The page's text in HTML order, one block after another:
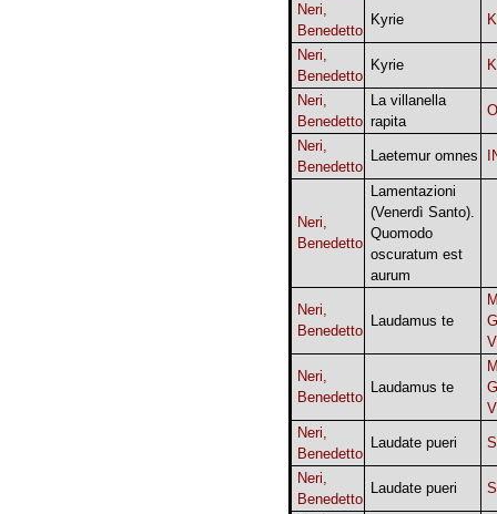
Neri,
Benedetto
Kyrie
Neri,
Benedetto
Kyrie
Neri,
Benedetto
La villanella
rapita
Neri,
Benedetto
Laetemur omnes
Neri,
Benedetto
Lamentazioni
(Venerdì Santo).
Quomodo
oscuratum est
aurum
Neri,
Benedetto
Laudamus te
Neri,
Benedetto
Laudamus te
Neri,
Benedetto
Laudate pueri
Neri,
Benedetto
Laudate pueri